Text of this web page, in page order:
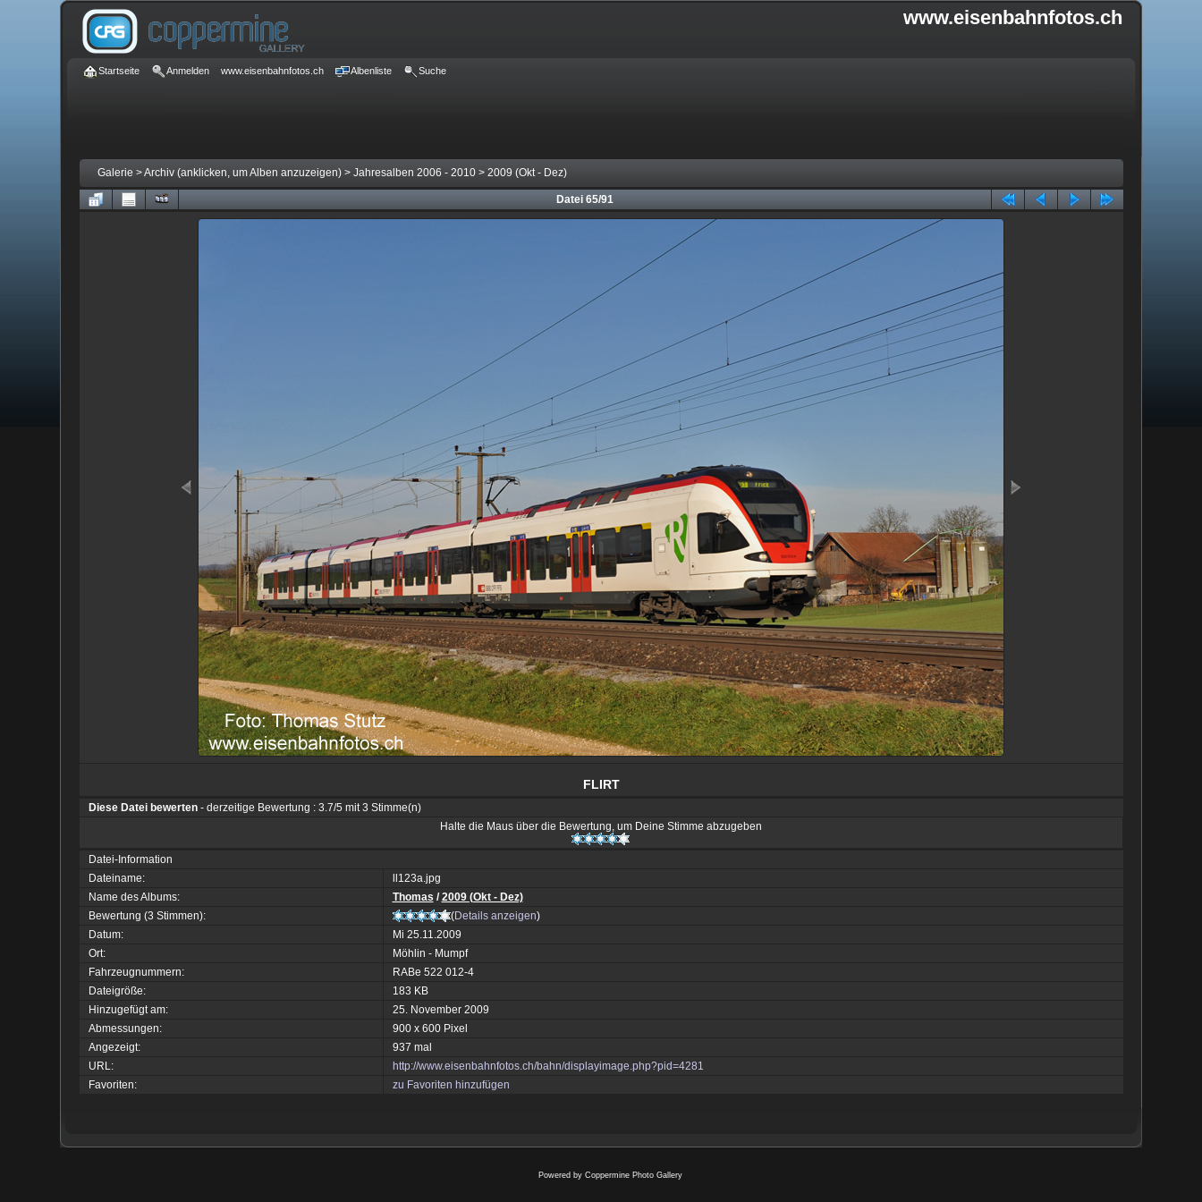
www.eisenbahnfotos.ch
Startseite Anmelden www.eisenbahnfotos.ch Albenliste Suche
Galerie >Archiv (anklicken, um Alben anzuzeigen)> Jahresalben 2006 - 2010> 2009 (Okt - Dez)
Datei 65/91
FLIRT
Diese Datei bewerten- derzeitige Bewertung : 3.7/5 mit 3 Stimme(n)
Halte die Maus über die Bewertung, um Deine Stimme abzugeben
Datei-Information
Dateiname:
ll123a.jpg
Name des Albums:
Thomas /2009 (Okt - Dez)
Bewertung (3 Stimmen):
(Details anzeigen)
Datum:
Mi 25.11.2009
Ort:
Möhlin - Mumpf
Fahrzeugnummern:
RABe 522 012-4
Dateigröße:
183 KB
Hinzugefügt am:
25. November 2009
Abmessungen:
900 x 600 Pixel
Angezeigt:
937 mal
URL:
http://www.eisenbahnfotos.ch/bahn/displayimage.php?pid=4281
Favoriten:
zu Favoriten hinzufügen
Powered by Coppermine Photo Gallery